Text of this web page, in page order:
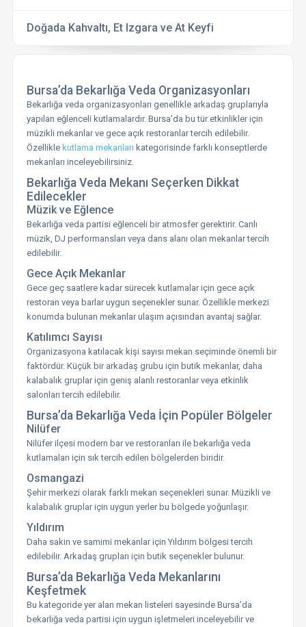
Doğada Kahvaltı, Et Izgara ve At Keyfi
Bursa’da Bekarlığa Veda Organizasyonları
Bekarlığa veda organizasyonları genellikle arkadaş gruplarıyla
yapılan eğlenceli kutlamalardır. Bursa’da bu tür etkinlikler için
müzikli mekanlar ve gece açık restoranlar tercih edilebilir.
Özellikle kutlama mekanları kategorisinde farklı konseptlerde
mekanları inceleyebilirsiniz.
Bekarlığa Veda Mekanı Seçerken Dikkat
Edilecekler
Müzik ve Eğlence
Bekarlığa veda partisi eğlenceli bir atmosfer gerektirir. Canlı
müzik, DJ performansları veya dans alanı olan mekanlar tercih
edilebilir.
Gece Açık Mekanlar
Gece geç saatlere kadar sürecek kutlamalar için gece açık
restoran veya barlar uygun seçenekler sunar. Özellikle merkezi
konumda bulunan mekanlar ulaşım açısından avantaj sağlar.
Katılımcı Sayısı
Organizasyona katılacak kişi sayısı mekan seçiminde önemli bir
faktördür. Küçük bir arkadaş grubu için butik mekanlar, daha
kalabalık gruplar için geniş alanlı restoranlar veya etkinlik
salonları tercih edilebilir.
Bursa’da Bekarlığa Veda İçin Popüler Bölgeler
Nilüfer
Nilüfer ilçesi modern bar ve restoranları ile bekarlığa veda
kutlamaları için sık tercih edilen bölgelerden biridir.
Osmangazi
Şehir merkezi olarak farklı mekan seçenekleri sunar. Müzikli ve
kalabalık gruplar için uygun yerler bu bölgede yoğunlaşır.
Yıldırım
Daha sakin ve samimi mekanlar için Yıldırım bölgesi tercih
edilebilir. Arkadaş grupları için butik seçenekler bulunur.
Bursa’da Bekarlığa Veda Mekanlarını
Keşfetmek
Bu kategoride yer alan mekan listeleri sayesinde Bursa’da
bekarlığa veda partisi için uygun işletmeleri inceleyebilir ve